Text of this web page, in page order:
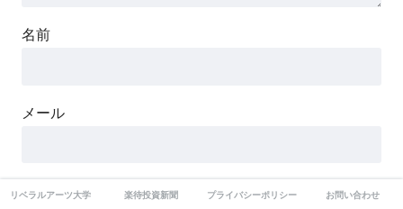
名前
メール
サイト
リベラルアーツ大学 楽待投資新聞 プライバシーポリシー お問い合わせ